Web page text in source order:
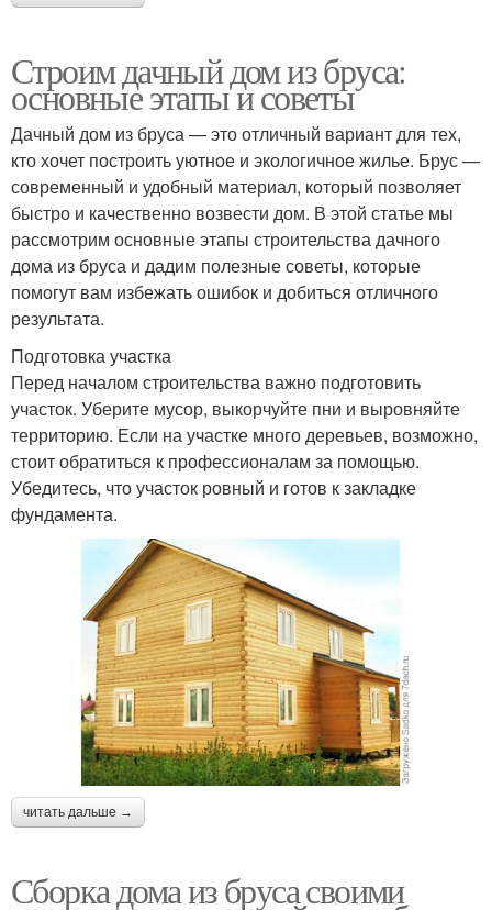
Строим дачный дом из бруса:
основные этапы и советы
Дачный дом из бруса — это отличный вариант для тех,
кто хочет построить уютное и экологичное жилье. Брус —
современный и удобный материал, который позволяет
быстро и качественно возвести дом. В этой статье мы
рассмотрим основные этапы строительства дачного
дома из бруса и дадим полезные советы, которые
помогут вам избежать ошибок и добиться отличного
результата.
Подготовка участка
Перед началом строительства важно подготовить
участок. Уберите мусор, выкорчуйте пни и выровняйте
территорию. Если на участке много деревьев, возможно,
стоит обратиться к профессионалам за помощью.
Убедитесь, что участок ровный и готов к закладке
фундамента.
читать дальше →
Сборка дома из бруса своими